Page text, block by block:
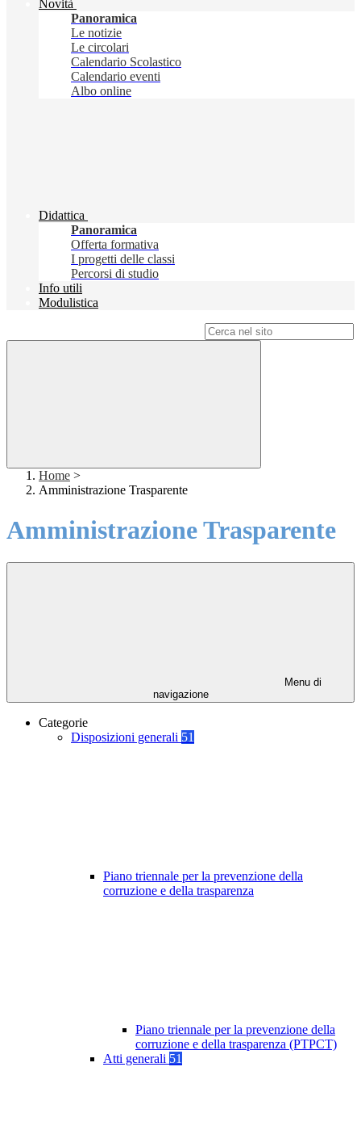
Novità
Panoramica
Le notizie
Le circolari
Calendario Scolastico
Calendario eventi
Albo online
Didattica
Panoramica
Offerta formativa
I progetti delle classi
Percorsi di studio
Info utili
Modulistica
Home >
Amministrazione Trasparente
Amministrazione Trasparente
Menu di
navigazione
Categorie
Disposizioni generali 51
Piano triennale per la prevenzione della
corruzione e della trasparenza
Piano triennale per la prevenzione della
corruzione e della trasparenza (PTPCT)
Atti generali 51